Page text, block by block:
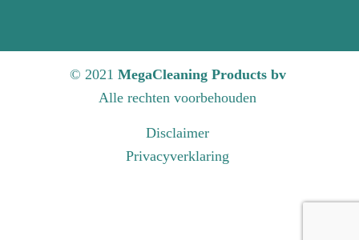
© 2021 MegaCleaning Products bv
Alle rechten voorbehouden
Disclaimer
Privacyverklaring